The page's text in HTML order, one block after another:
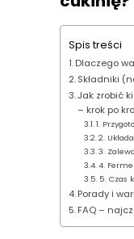
Spis treści
Dlaczego
Składniki
Jak zrobić
– krok po
1.
2.
3. Zalewa
4.
5. Czas
Porady i
FAQ –